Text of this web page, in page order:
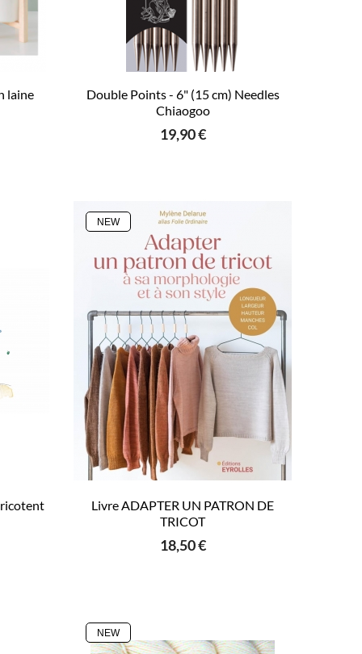
laine
Double Points - 6" (15 cm) Needles
Chiaogoo
19,90 €
NEW
Livre ADAPTER UN PATRON DE
TRICOT
18,50 €
NEW